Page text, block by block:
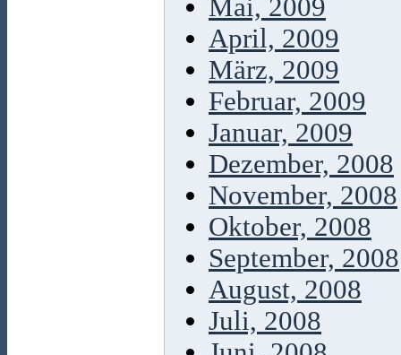
Mai, 2009
April, 2009
März, 2009
Februar, 2009
Januar, 2009
Dezember, 2008
November, 2008
Oktober, 2008
September, 2008
August, 2008
Juli, 2008